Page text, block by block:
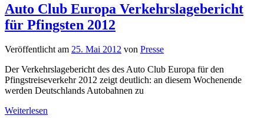
Auto Club Europa Verkehrslagebericht
für Pfingsten 2012
Veröffentlicht am 25. Mai 2012 von Presse
Der Verkehrslagebericht des des Auto Club Europa für den
Pfingstreiseverkehr 2012 zeigt deutlich: an diesem Wochenende
werden Deutschlands Autobahnen zu
Weiterlesen